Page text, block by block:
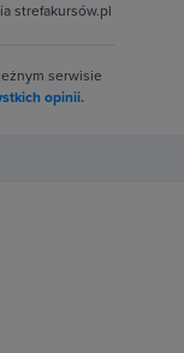
strefakursów.pl
serwisie
opinii.